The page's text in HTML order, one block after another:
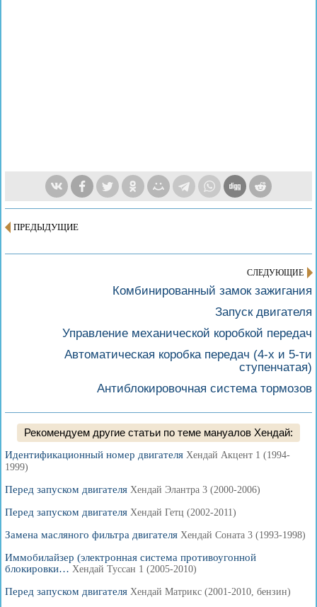
ПРЕДЫДУЩИЕ
СЛЕДУЮЩИЕ
Комбинированный замок зажигания
Запуск двигателя
Управление механической коробкой передач
Автоматическая коробка передач (4-х и 5-ти
ступенчатая)
Антиблокировочная система тормозов
Рекомендуем другие статьи по теме мануалов Хендай:
Идентификационный номер двигателя Хендай Акцент 1 (1994-
1999)
Перед запуском двигателя Хендай Элантра 3 (2000-2006)
Перед запуском двигателя Хендай Гетц (2002-2011)
Замена масляного фильтра двигателя Хендай Соната 3 (1993-1998)
Иммобилайзер (электронная система противоугонной
блокировки… Хендай Туссан 1 (2005-2010)
Перед запуском двигателя Хендай Матрикс (2001-2010, бензин)